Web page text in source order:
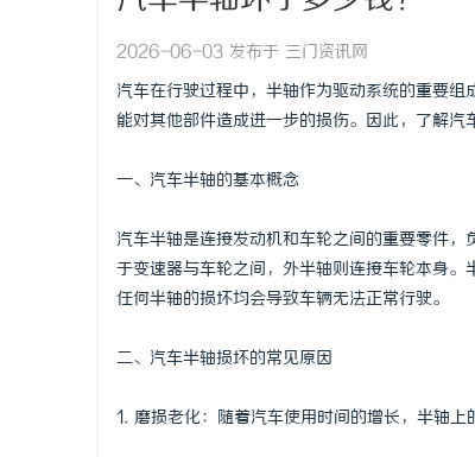
2026-06-03 发布于 三门资讯网
汽车在行驶过程中，半轴作为驱动系统的重要
能对其他部件造成进一步的损伤。因此，了解汽
一、汽车半轴的基本概念
汽车半轴是连接发动机和车轮之间的重要零件
于变速器与车轮之间，外半轴则连接车轮本身。
任何半轴的损坏均会导致车辆无法正常行驶。
二、汽车半轴损坏的常见原因
1. 磨损老化：随着汽车使用时间的增长，半轴上